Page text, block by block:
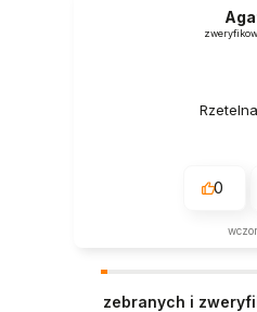
0
zebranych i